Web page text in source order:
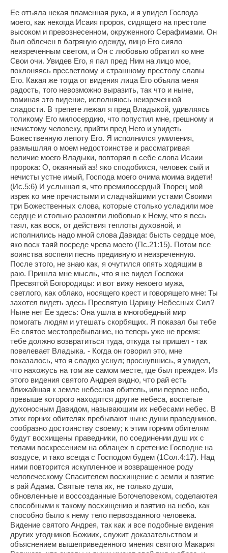
Ее отъяла некая пламенная рука, и я увидел Господа
моего, как некогда Исаия пророк, сидящего на престоле
высоком и превознесенном, окруженного Серафимами. Он
был облечен в багряную одежду, лицо Его сияло
неизреченным светом, и Он с любовью обратил ко мне
Свои очи. Увидев Его, я пал пред Ним на лицо мое,
поклоняясь пресветлому и страшному престолу славы
Его. Какая же тогда от видения лица Его объяла меня
радость, того невозможно выразить, так что и ныне,
поминая это видение, исполняюсь неизреченной
сладости. В трепете лежал я пред Владыкой, удивляясь
толикому Его милосердию, что попустил мне, грешному и
нечистому человеку, прийти пред Него и увидеть
Божественную лепоту Его. Я исполнился умиления,
размышляя о моем недостоинстве и рассматривая
величие моего Владыки, повторял в себе слова Исаии
пророка: О, окаянный аз! яко сподобихся, человек сый и
нечисты устне имый, Господа моего очима моима видети!
(Ис.5:6) И услышал я, что премилосердый Творец мой
изрек ко мне пречистыми и сладчайшими устами Своими
три Божественных слова, которые столько усладили мое
сердце и столько разожгли любовью к Нему, что я весь
таял, как воск, от действия теплоты духовной, и
исполнились надо мной слова Давида: бысть сердце мое,
яко воск таяй посреде чрева моего (Пс.21:15). Потом все
воинства воспели песнь предивную и неизреченную.
После этого, не знаю как, я очутился опять ходящим в
раю. Пришла мне мысль, что я не видел Госпожи
Пресвятой Богородицы: и вот вижу некоего мужа,
светлого, как облако, носящего крест и говорящего мне: Ты
захотел видеть здесь Пресвятую Царицу Небесных Сил?
Ныне нет Ее здесь: Она ушла в многобедный мир
помогать людям и утешать скорбящих. Я показал бы тебе
Ее святое местопребывание, но теперь уже не время:
тебе должно возвратиться туда, откуда ты пришел - так
повелевает Владыка. - Когда он говорил это, мне
показалось, что я сладко уснул; проснувшись, я увидел,
что нахожусь на том же самом месте, где был прежде». Из
этого видения святого Андрея видно, что рай есть
ближайшая к земле небесная обитель, или первое небо,
превыше которого находятся другие небеса, воспетые
духоносным Давидом, называющим их небесами небес. В
этих горних обителях пребывают ныне души праведников,
сообразно достоинству своему; к этим горним обителям
будут восхищены праведники, по соединении душ их с
телами воскресением на облацех в сретение Господне на
воздусе, и тако всегда с Господом будем (1Сол.4:17). Над
ними повторится искупленное и возвращенное роду
человеческому Спасителем восхищение с земли и взятие
в рай Адама. Святые тела их, не только души,
обновленные и воссозданные Богочеловеком, соделаютея
способными к такому восхищению и взятию на небо, как
способно было к нему тело первозданного человека.
Видение святого Андрея, так как и все подобные видения
других угодников Божиих, служит доказательством и
объяснением вышеприведенного мнения святого Макария